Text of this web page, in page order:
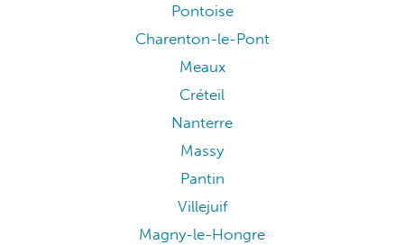
Pontoise
Charenton-le-Pont
Meaux
Créteil
Nanterre
Massy
Pantin
Villejuif
Magny-le-Hongre